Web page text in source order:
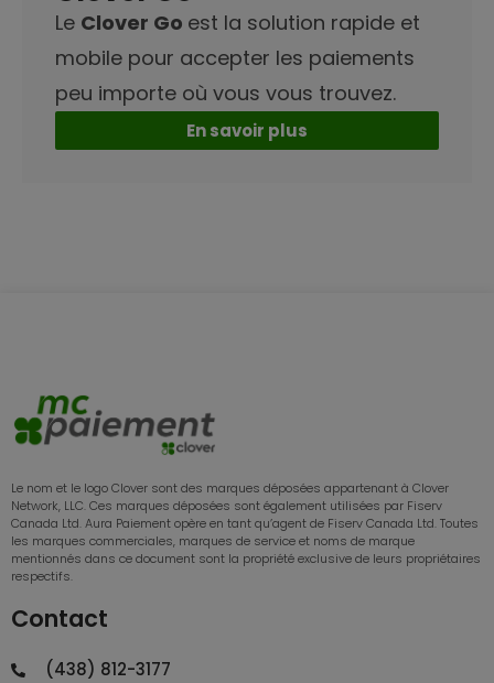
Le Clover Go est la solution rapide et
mobile pour accepter les paiements
peu importe où vous vous trouvez.
En savoir plus
Le nom et le logo Clover sont des marques déposées appartenant à Clover
Network, LLC. Ces marques déposées sont également utilisées par Fiserv
Canada Ltd. Aura Paiement opère en tant qu’agent de Fiserv Canada Ltd. Toutes
les marques commerciales, marques de service et noms de marque
mentionnés dans ce document sont la propriété exclusive de leurs propriétaires
respectifs.
Contact
(438) 812-3177